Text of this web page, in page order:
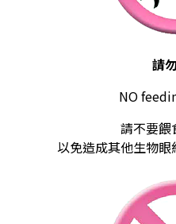
請
NO
請不要餵
以免造成其他生物眼